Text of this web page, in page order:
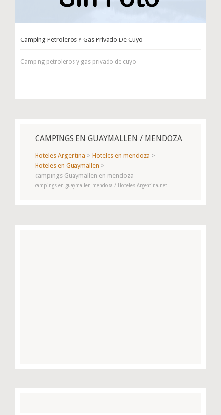
Camping Petroleros Y Gas Privado De Cuyo
Camping petroleros y gas privado de cuyo
CAMPINGS EN GUAYMALLEN / MENDOZA
Hoteles Argentina > Hoteles en mendoza >
Hoteles en Guaymallen >
campings Guaymallen en mendoza
campings en guaymallen mendoza / Hoteles-Argentina.net